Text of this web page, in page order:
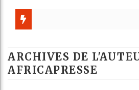
ARCHIVES DE
AFRICAPRESSE